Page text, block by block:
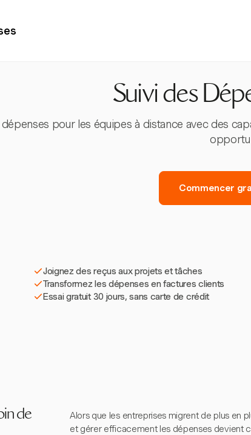
Suivi des
pour les équipes à distance avec des
Commencer
Joignez des reçus aux projets et tâches
Transformez les dépenses en factures clients
Essai gratuit 30 jours, sans carte de crédit
de
Alors que les entreprises migrent de plus en
et gérer efficacement les dépenses devient